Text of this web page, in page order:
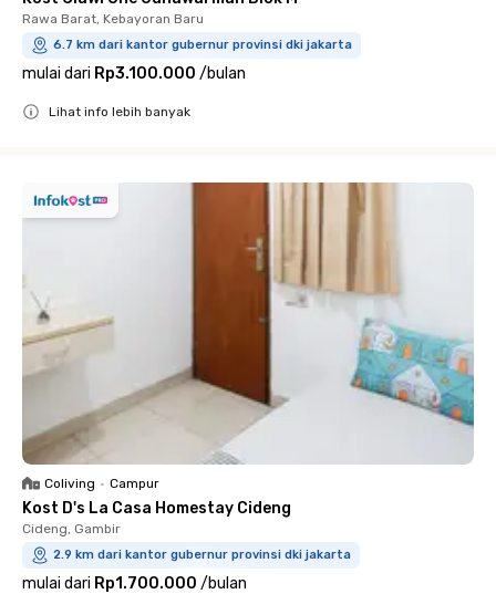
Rawa Barat, Kebayoran Baru
6.7 km dari kantor gubernur provinsi dki jakarta
mulai dari Rp3.100.000 /bulan
Lihat info lebih banyak
Coliving • Campur
Kost D's La Casa Homestay Cideng
Cideng, Gambir
2.9 km dari kantor gubernur provinsi dki jakarta
mulai dari Rp1.700.000 /bulan